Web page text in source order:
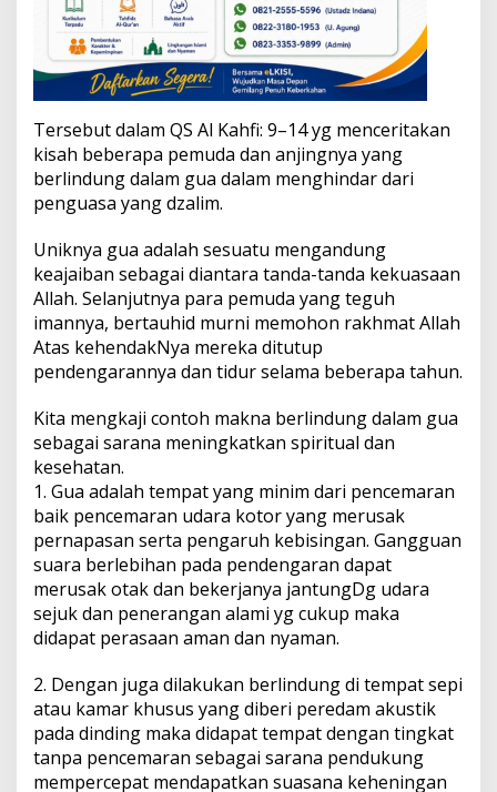
n
Tersebut dalam QS Al Kahfi: 9–14 yg menceritakan
kisah beberapa pemuda dan anjingnya yang
berlindung dalam gua dalam menghindar dari
penguasa yang dzalim.
Uniknya gua adalah sesuatu mengandung
keajaiban sebagai diantara tanda-tanda kekuasaan
Allah. Selanjutnya para pemuda yang teguh
imannya, bertauhid murni memohon rakhmat Allah
Atas kehendakNya mereka ditutup
pendengarannya dan tidur selama beberapa tahun.
Kita mengkaji contoh makna berlindung dalam gua
sebagai sarana meningkatkan spiritual dan
kesehatan.
1. Gua adalah tempat yang minim dari pencemaran
baik pencemaran udara kotor yang merusak
pernapasan serta pengaruh kebisingan. Gangguan
suara berlebihan pada pendengaran dapat
merusak otak dan bekerjanya jantungDg udara
sejuk dan penerangan alami yg cukup maka
didapat perasaan aman dan nyaman.
2. Dengan juga dilakukan berlindung di tempat sepi
atau kamar khusus yang diberi peredam akustik
pada dinding maka didapat tempat dengan tingkat
tanpa pencemaran sebagai sarana pendukung
mempercepat mendapatkan suasana keheningan